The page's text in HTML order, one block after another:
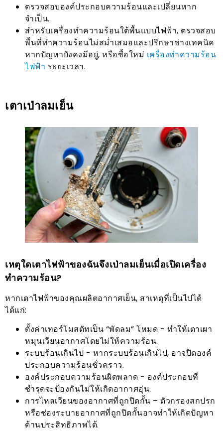
ตรวจสอบองค์ประกอบความร้อนและเปลี่ยนหาก
จำเป็น.
สำหรับเครื่องทำความร้อนใต้พื้นแบบไฟฟ้า, ตรวจสอบ
พื้นที่ทำความร้อนไม่สม่ำเสมอและปรึกษาช่างเทคนิค
หากปัญหายังคงมีอยู่, หรือซื้อใหม่ เครื่องทำความร้อน
ไฟฟ้า ระยะเวลา.
เตาเป่าลมเย็น
เหตุใดเตาไฟฟ้าของฉันจึงเป่าลมเย็นเมื่อเปิดเครื่อง
ทำความร้อน?
หากเตาไฟฟ้าของคุณผลิตอากาศเย็น, สาเหตุที่เป็นไปได้
ได้แก่:
ตั้งค่าเทอร์โมสตัทเป็น “พัดลม” โหมด - ทำให้เตาเผา
หมุนเวียนอากาศโดยไม่ให้ความร้อน.
ระบบร้อนเกินไป - หากระบบร้อนเกินไป, อาจปิดองค์
ประกอบความร้อนชั่วคราว.
องค์ประกอบความร้อนผิดพลาด - องค์ประกอบที่
ชำรุดจะป้องกันไม่ให้เกิดอากาศอุ่น.
การไหลเวียนของอากาศที่ถูกปิดกั้น – ตัวกรองสกปรก
หรือช่องระบายอากาศที่ถูกปิดกั้นอาจทำให้เกิดปัญหา
ด้านประสิทธิภาพได้.